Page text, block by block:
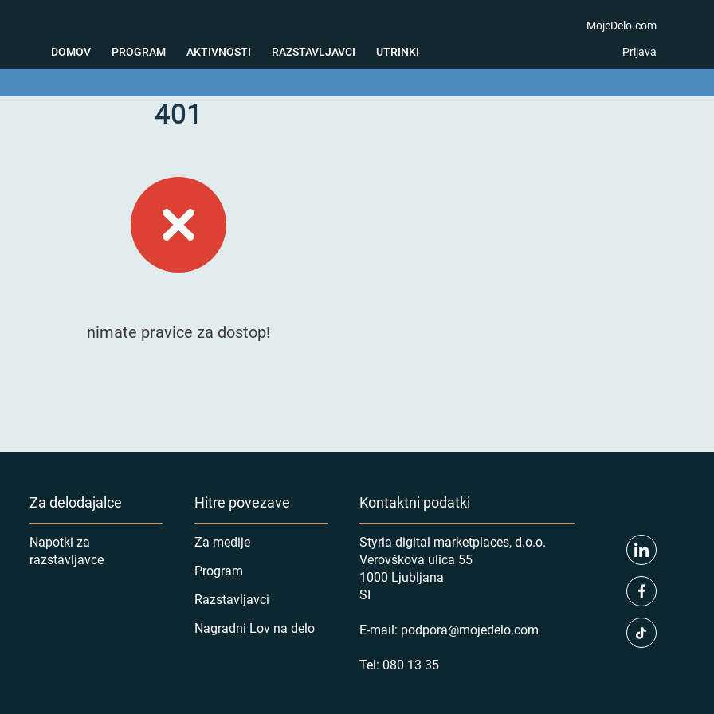
DOMOV PROGRAM AKTIVNOSTI
Testiranja
RAZSTAVLJAVCI UTRINKI
MojeDelo.com
Prijava
401
nimate pravice za dostop!
Za delodajalce
Napotki za
razstavljavce
Hitre povezave
Za medije
Program
Razstavljavci
Nagradni Lov na delo
Kontaktni podatki
Styria digital marketplaces, d.o.o.
Verovškova ulica 55
1000 Ljubljana
SI
E-mail: podpora@mojedelo.com
Tel: 080 13 35